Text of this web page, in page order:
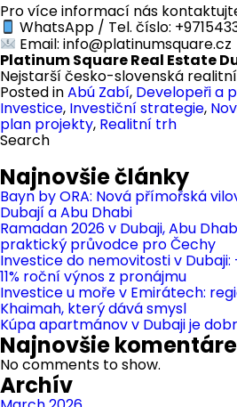
Pro více informací nás
WhatsApp / Tel. číslo:
Email:info@platinumsquare.cz
Platinum Square Real Estate
Nejstarší česko-slovenská
Posted inAbú Zabí, Developeři a
Investice, Investiční strategie,
plan projekty, Realitní trh
Search
Najnovšie články
Bayn by ORA: Nová přímořská
Dubají a Abu Dhabi
Ramadan 2026 v Dubaji, Abu
praktický průvodce pro Čechy
Investice do nemovitosti v
11% roční výnos z pronájmu
Investice u moře v Emirátech:
Khaimah, který dává smysl
Kúpa apartmánov v Dubaji je
Najnovšie komentáre
No comments to show.
Archív